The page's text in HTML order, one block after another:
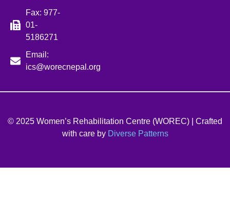
Fax: 977-
01-
5186271
Email:
ics@worecnepal.org
© 2025 Women’s Rehabilitation Centre (WOREC) | Crafted
with care by Diverse Patterns